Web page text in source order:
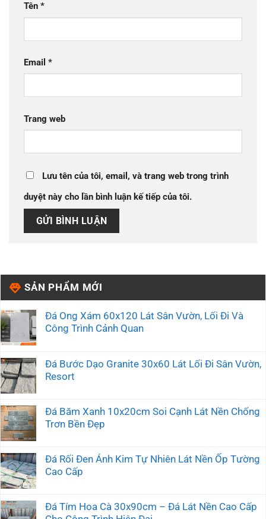
SẢN PHẨM MỚI
Đá Ong Xám 60x120 Lát Sân Vườn, Lối Đi Và
Công Trình Cảnh Quan
Đá Bước Dạo Granite 30x60 Lát Lối Đi Sân Vườn,
Resort
Đá Băm Xanh 10x20cm Soi Cạnh Lát Nền Chống
Trơn Bền Đẹp
Đá Rối Đen Ánh Kim Tự Nhiên Lát Nền Ốp Tường
Cao Cấp
Đá Tím Hoa Cà 30x90cm – Đá Lát Nền Cao Cấp
Tên *
Email *
Trang web
Lưu tên của tôi, email, và trang web trong trình
duyệt này cho lần bình luận kế tiếp của tôi.